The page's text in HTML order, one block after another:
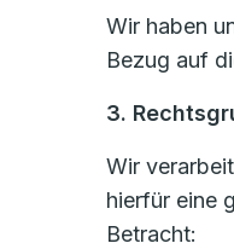
Wir haben
Bezug auf
3.
Wir
hierfür eine
Betracht: